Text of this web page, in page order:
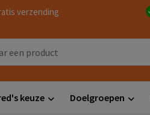
verzending
keuze Doelgroepen